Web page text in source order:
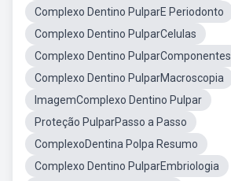
Complexo Dentino PulparE Periodonto
Complexo Dentino PulparCelulas
Complexo Dentino PulparComponentes
Complexo Dentino PulparMacroscopia
ImagemComplexo Dentino Pulpar
Proteção PulparPasso a Passo
ComplexoDentina Polpa Resumo
Complexo Dentino PulparEmbriologia